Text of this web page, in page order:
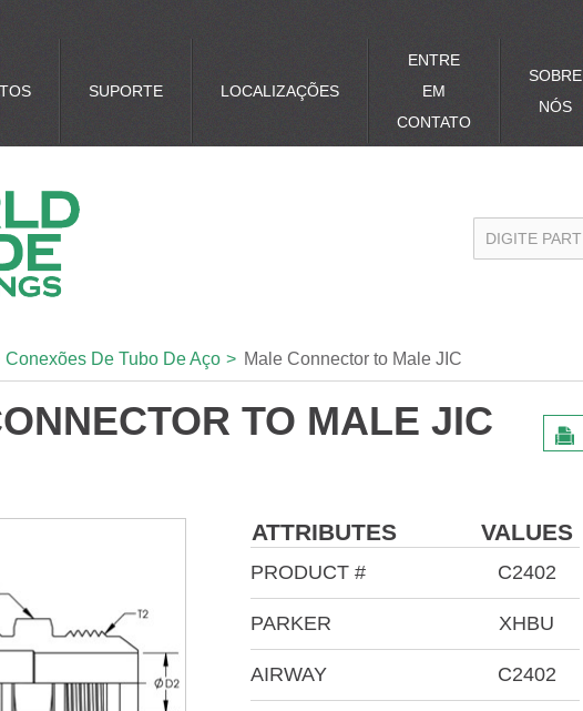
SUPORTE LOCALIZAÇÕES
ENTRE
EM
CONTATO
SOBRE
NÓS
Conexões De Tubo De Aço > Male Connector to Male JIC
TO MALE JIC
ATTRIBUTES VALUES
PRODUCT # C2402
PARKER XHBU
AIRWAY C2402